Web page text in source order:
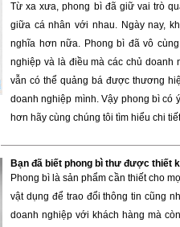
Từ xa xưa, phong bì đã giữ vai trò
giữa cá nhân với nhau. Ngày nay,
nghĩa hơn nữa. Phong bì đã vô
nghiệp và là điều mà các chủ doanh
vẫn có thể quảng bá được thương
doanh nghiệp mình. Vậy phong bì có
hơn hãy cùng chúng tôi tìm hiểu chi
Bạn đã biết phong bì thư được thiết
Phong bì là sản phẩm cần thiết cho
vật dụng để trao đổi thông tin cũng
doanh nghiệp với khách hàng mà